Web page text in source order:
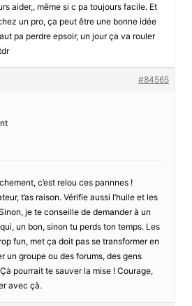
aider,, même si c pa toujours facile. Et
un pro, ça peut être une bonne idée
pa perdre epsoir, un jour ça va rouler
#84565
c’est relou ces pannnes !
t’as raison. Vérifie aussi l’huile et les
je te conseille de demander à un
un bon, sinon tu perds ton temps. Les
fun, met ça doit pas se transformer en
un groupe ou des forums, des gens
pourrait te sauver la mise ! Courage,
avec çà.